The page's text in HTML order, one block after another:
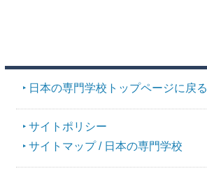
日本の専門学校トップページに戻る
サイトポリシー
サイトマップ / 日本の専門学校